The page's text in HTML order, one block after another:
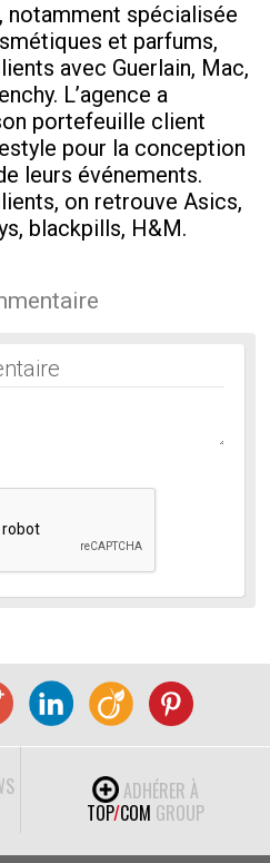
notamment spécialisée
et parfums,
avec Guerlain, Mac,
L’agence a
portefeuille client
pour la conception
leurs événements.
on retrouve Asics,
blackpills, H&M.
ADHÉRER À
TOP/COM GROUP